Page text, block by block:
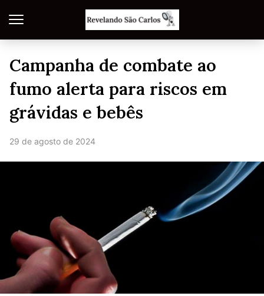
Campanha de combate ao
fumo alerta para riscos em
grávidas e bebês
29 de agosto de 2024